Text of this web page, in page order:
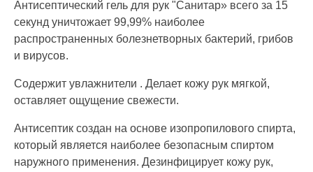
Антисептический гель для рук "Санитар» всего за 15
секунд уничтожает 99,99% наиболее
распространенных болезнетворных бактерий, грибов
и вирусов.
Содержит увлажнители . Делает кожу рук мягкой,
оставляет ощущение свежести.
Антисептик создан на основе изопропилового спирта,
который является наиболее безопасным спиртом
наружного применения. Дезинфицирует кожу рук,